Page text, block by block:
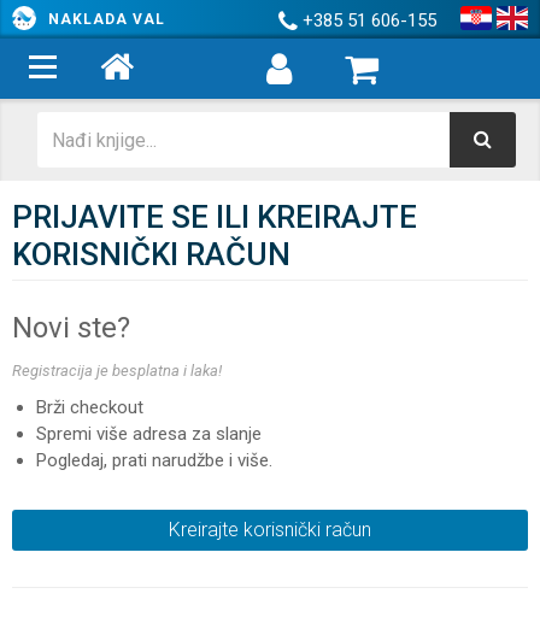
NAKLADA VAL +385 51 606-155
PRIJAVITE SE ILI KREIRAJTE
KORISNIČKI RAČUN
Novi ste?
Registracija je besplatna i laka!
Brži checkout
Spremi više adresa za slanje
Pogledaj, prati narudžbe i više.
Kreirajte korisnički račun